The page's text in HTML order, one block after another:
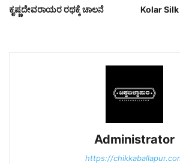
ಕೃಷ್ಣದೇವರಾಯರ ರಥಕ್ಕೆ ಚಾಲನೆ
Kolar
Administrator
https://